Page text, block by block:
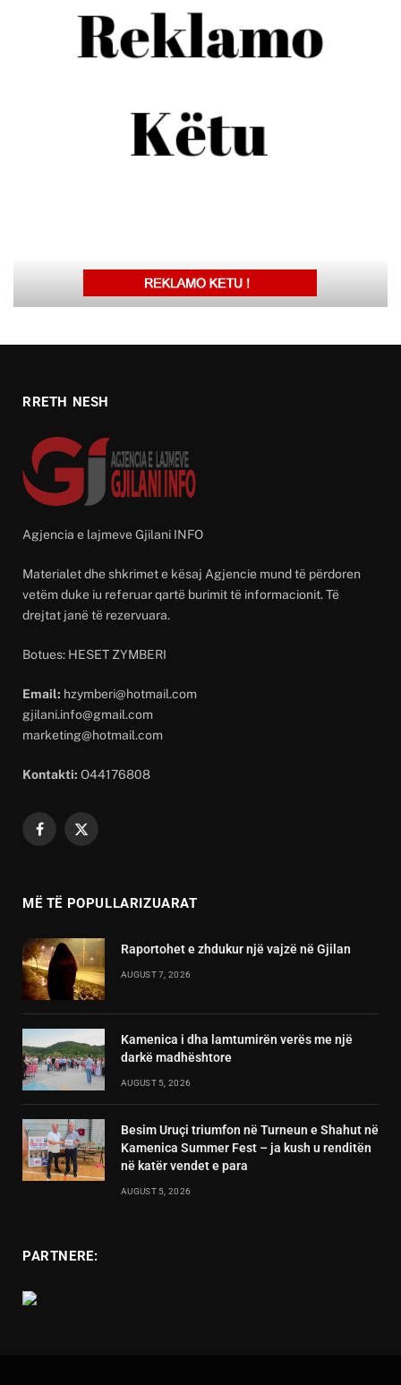
RRETH NESH
Agjencia e lajmeve Gjilani INFO
Materialet dhe shkrimet e kësaj Agjencie mund të përdoren
vetëm duke iu referuar qartë burimit të informacionit. Të
drejtat janë të rezervuara.
Botues: HESET ZYMBERI
Email: hzymberi@hotmail.com
gjilani.info@gmail.com
marketing@hotmail.com
Kontakti: O44176808
Facebook
X
MË TË POPULLARIZUARAT
Raportohet e zhdukur një vajzë në Gjilan
AUGUST 7, 2026
Kamenica i dha lamtumirën verës me një
darkë madhështore
AUGUST 5, 2026
Besim Uruçi triumfon në Turneun e Shahut në
Kamenica Summer Fest – ja kush u renditën
në katër vendet e para
AUGUST 5, 2026
PARTNERE: